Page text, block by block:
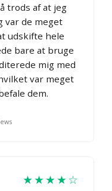
trods af at jeg
var de meget
udskifte hele
bare at bruge
mig med
var meget
dem.
★★★★☆